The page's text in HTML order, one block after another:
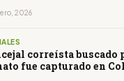
2026
correísta buscado
fue capturado en